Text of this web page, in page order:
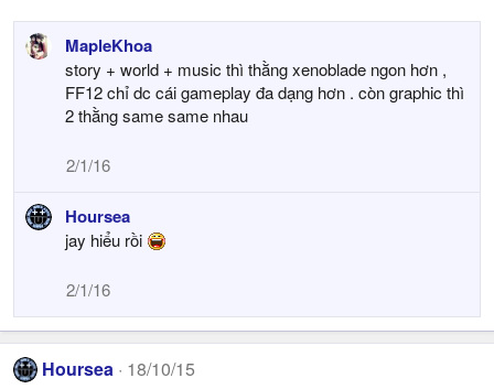
MapleKhoa
story + world + music thì thằng xenoblade ngon hơn ,
FF12 chỉ dc cái gameplay đa dạng hơn . còn graphic thì
2 thằng same same nhau
2/1/16
Hoursea
jay hiểu rồi
2/1/16
Hoursea 18/10/15